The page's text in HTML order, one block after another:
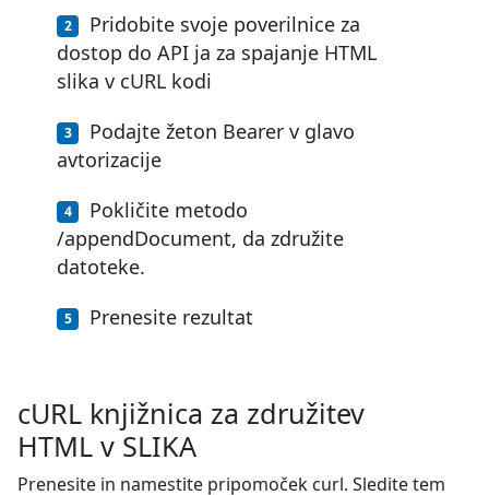
Pridobite svoje poverilnice za
dostop do API ja za spajanje HTML
slika v cURL kodi
Podajte žeton Bearer v glavo
avtorizacije
Pokličite metodo
/appendDocument, da združite
datoteke.
Prenesite rezultat
cURL knjižnica za združitev
HTML v SLIKA
Prenesite in namestite pripomoček curl. Sledite tem